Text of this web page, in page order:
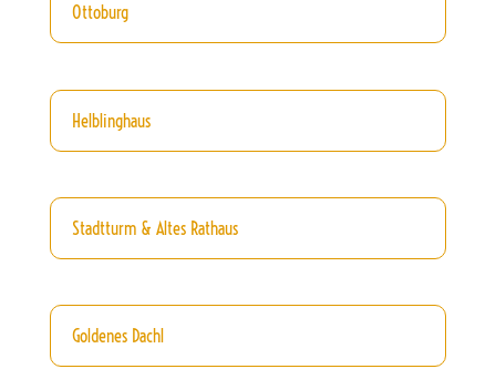
Ottoburg
Helblinghaus
Stadtturm & Altes Rathaus
Goldenes Dachl